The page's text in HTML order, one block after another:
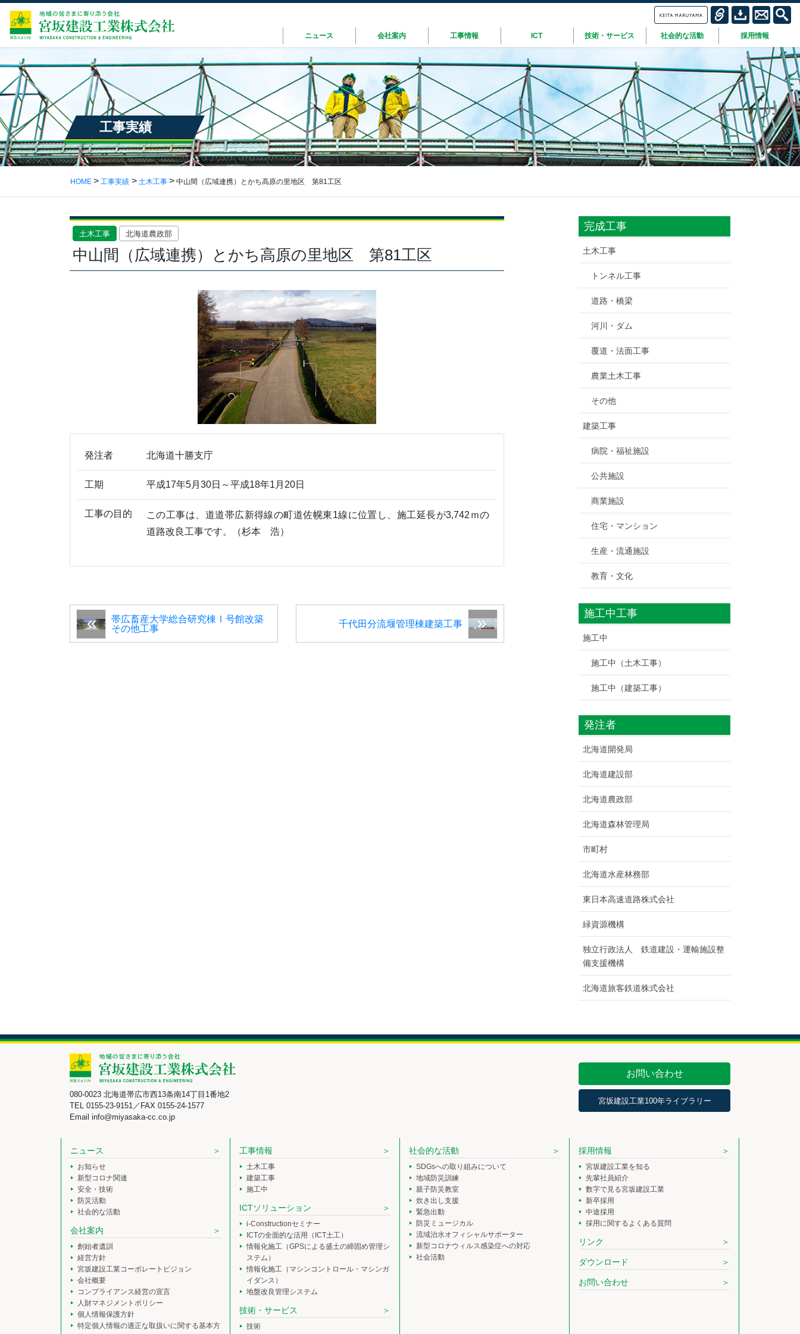
ニュース 会社案内 工事情報 ICT 技術・サービス 社会的な活動 採用情報
工事実績
HOME 工事実績 土木工事 中山間（広域連携）とかち高原の里地区 第81工区
土木工事 北海道農政部
中山間（広域連携）とかち高原の里地区 第81工区
発注者 北海道十勝支庁
工期 平成17年5月30日～平成18年1月20日
工事の目的
この工事は、道道帯広新得線の町道佐幌東1線に位置し、施工延長が3,742ｍの
道路改良工事です。（杉本 浩）
帯広畜産大学総合研究棟Ⅰ号館改築
その他工事
千代田分流堰管理棟建築工事
完成工事
土木工事
トンネル工事
道路・橋梁
河川・ダム
覆道・法面工事
農業土木工事
その他
建築工事
病院・福祉施設
公共施設
商業施設
住宅・マンション
生産・流通施設
教育・文化
施工中工事
施工中
施工中（土木工事）
施工中（建築工事）
発注者
北海道開発局
北海道建設部
北海道農政部
北海道森林管理局
市町村
北海道水産林務部
東日本高速道路株式会社
緑資源機構
独立行政法人 鉄道建設・運輸施設整
備支援機構
北海道旅客鉄道株式会社
080-0023 北海道帯広市西13条南14丁目1番地2
TEL 0155-23-9151／FAX 0155-24-1577
Email info@miyasaka-cc.co.jp
お問い合わせ
宮坂建設工業100年ライブラリー
ニュース
お知らせ
新型コロナ関連
安全・技術
防災活動
社会的な活動
会社案内
創始者遺訓
経営方針
宮坂建設工業コーポレートビジョン
会社概要
コンプライアンス経営の宣言
人財マネジメントポリシー
個人情報保護方針
特定個人情報の適正な取扱いに関する基本方
工事情報
土木工事
建築工事
施工中
ICTソリューション
i-Constructionセミナー
ICTの全面的な活用（ICT土工）
情報化施工（GPSによる盛土の締固め管理シ
ステム）
情報化施工（マシンコントロール・マシンガ
イダンス）
地盤改良管理システム
技術・サービス
技術
社会的な活動
SDGsへの取り組みについて
地域防災訓練
親子防災教室
炊き出し支援
緊急出動
防災ミュージカル
流域治水オフィシャルサポーター
新型コロナウィルス感染症への対応
社会活動
採用情報
宮坂建設工業を知る
先輩社員紹介
数字で見る宮坂建設工業
新卒採用
中途採用
採用に関するよくある質問
リンク
ダウンロード
お問い合わせ